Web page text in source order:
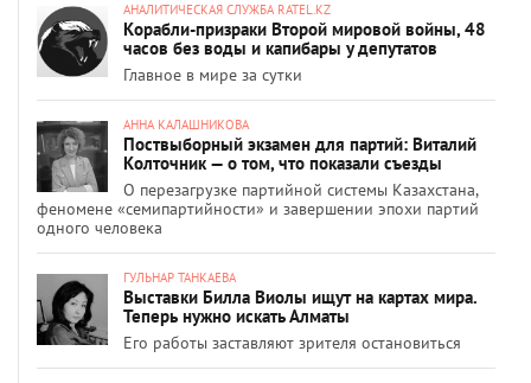
АНАЛИТИЧЕСКАЯ СЛУЖБА RATEL.KZ
Корабли-призраки Второй мировой войны, 48
часов без воды и капибары у депутатов
Главное в мире за сутки
АННА КАЛАШНИКОВА
Поствыборный экзамен для партий: Виталий
Колточник — о том, что показали съезды
О перезагрузке партийной системы Казахстана,
феномене «семипартийности» и завершении эпохи партий
одного человека
ГУЛЬНАР ТАНКАЕВА
Выставки Билла Виолы ищут на картах мира.
Теперь нужно искать Алматы
Его работы заставляют зрителя остановиться